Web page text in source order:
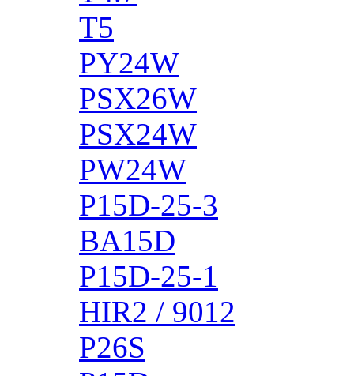
T5
PY24W
PSX26W
PSX24W
PW24W
P15D-25-3
BA15D
P15D-25-1
HIR2 / 9012
P26S